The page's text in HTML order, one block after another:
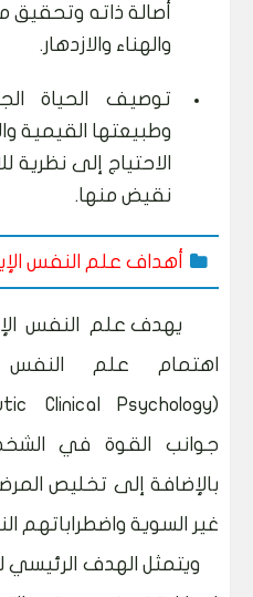
أصالة ذاته وتحقيق
والهناء والازدهار.
توصيف الحياة
وطبيعتها القيمية
الاحتياج إلى
نقيض منها.
أهداف علم النفس
يهدف علم النفس
اهتمام علم النفس
جوانب القوة في
بالإضافة إلى تخليص
غير السوية واضطراباتهم
ويتمثل الهدف